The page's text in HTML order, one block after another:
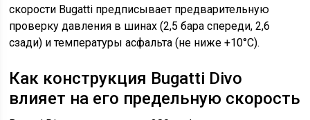
скорости Bugatti предписывает предварительную
проверку давления в шинах (2,5 бара спереди, 2,6
сзади) и температуры асфальта (не ниже +10°C).
Как конструкция Bugatti Divo
влияет на его предельную скорость